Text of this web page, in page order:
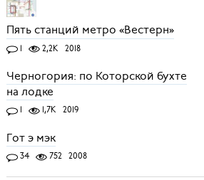
Пять станций метро «Вестерн»
1 2,2K 2018
Черногория: по Которской бухте
на лодке
1 1,7K 2019
Гот э мэк
34 752 2008